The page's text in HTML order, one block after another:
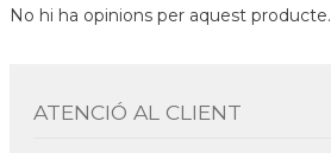
No hi ha opinions per aquest producte.
ATENCIÓ AL CLIENT